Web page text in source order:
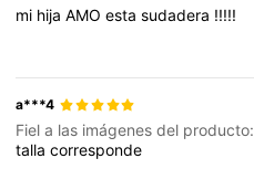
mi hijaAMOestasudadera !!!!!
a***4
Fiel a las imágenes del producto:
tallacorresponde